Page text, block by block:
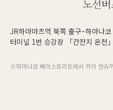
노선
JR하마마츠역 북쪽 출구~하마나
터미널 1번 승강장 「칸잔지 온천
※하마나코 베이스트리트에서 카이 엔슈